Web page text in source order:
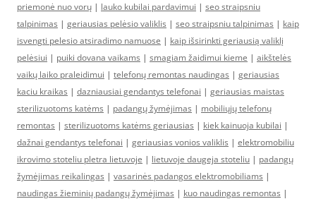
priemonė nuo vorų | lauko kubilai pardavimui | seo straipsniu
talpinimas | geriausias pelėsio valiklis | seo straipsniu talpinimas | kaip
isvengti pelesio atsiradimo namuose | kaip išsirinkti geriausią valiklį
pelėsiui | puiki dovana vaikams | smagiam žaidimui kieme | aikštelės
vaikų laiko praleidimui | telefonų remontas naudingas | geriausias
kaciu kraikas | dazniausiai gendantys telefonai | geriausias maistas
sterilizuotoms katėms | padangų žymėjimas | mobiliųjų telefonų
remontas | sterilizuotoms katėms geriausias | kiek kainuoja kubilai |
dažnai gendantys telefonai | geriausias vonios valiklis | elektromobiliu
ikrovimo stoteliu pletra lietuvoje | lietuvoje daugeja stoteliu | padangų
žymėjimas reikalingas | vasarinės padangos elektromobiliams |
naudingas žieminių padangų žymėjimas | kuo naudingas remontas |